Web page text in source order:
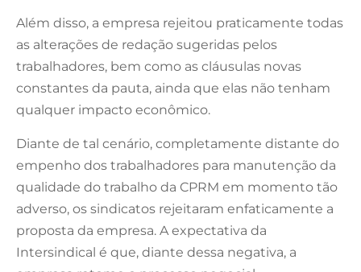
Além disso, a empresa rejeitou praticamente todas
as alterações de redação sugeridas pelos
trabalhadores, bem como as cláusulas novas
constantes da pauta, ainda que elas não tenham
qualquer impacto econômico.
Diante de tal cenário, completamente distante do
empenho dos trabalhadores para manutenção da
qualidade do trabalho da CPRM em momento tão
adverso, os sindicatos rejeitaram enfaticamente a
proposta da empresa. A expectativa da
Intersindical é que, diante dessa negativa, a